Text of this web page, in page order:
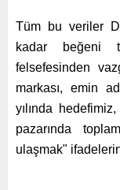
Tüm bu veriler
kadar beğeni
felsefesinden
markası, emin
yılında
pazarında
ulaşmak"